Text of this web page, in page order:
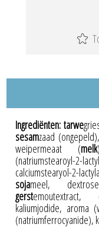
Ingrediënten: tarwe
sesamzaad
weipermeaat (melk
(natriumstearoyl-2-
calciumstearyol-2-
sojameel,
gerst
kaliumjodide, aroma
(natriumferrocyanide),